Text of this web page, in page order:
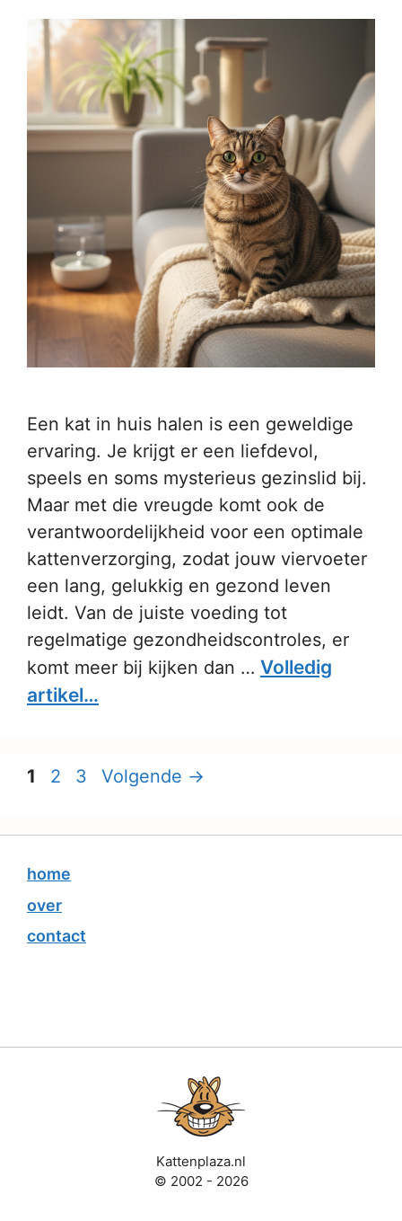
Een kat in huis halen is een geweldige
ervaring. Je krijgt er een liefdevol,
speels en soms mysterieus gezinslid bij.
Maar met die vreugde komt ook de
verantwoordelijkheid voor een optimale
kattenverzorging, zodat jouw viervoeter
een lang, gelukkig en gezond leven
leidt. Van de juiste voeding tot
regelmatige gezondheidscontroles, er
komt meer bij kijken dan … Volledig
artikel…
Pagina
1 Pagina
2 Pagina
3 Volgende →
home
over
contact
Kattenplaza.nl
© 2002 - 2026